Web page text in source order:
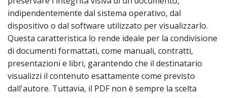
indipendentemente dal sistema operativo, dal
dispositivo o dal software utilizzato per visualizzarlo.
Questa caratteristica lo rende ideale per la condivisione
di documenti formattati, come manuali, contratti,
presentazioni e libri, garantendo che il destinatario
visualizzi il contenuto esattamente come previsto
dall'autore. Tuttavia, il PDF non è sempre la scelta